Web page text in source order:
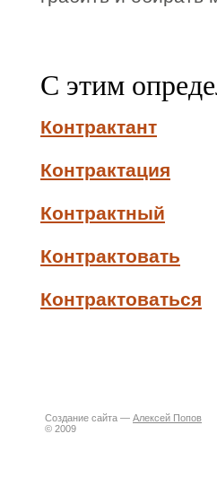
С этим
Контрактант
Контрактация
Контрактный
Контрактовать
Контрактоваться
Создание сайта — Алексей Попов
© 2009